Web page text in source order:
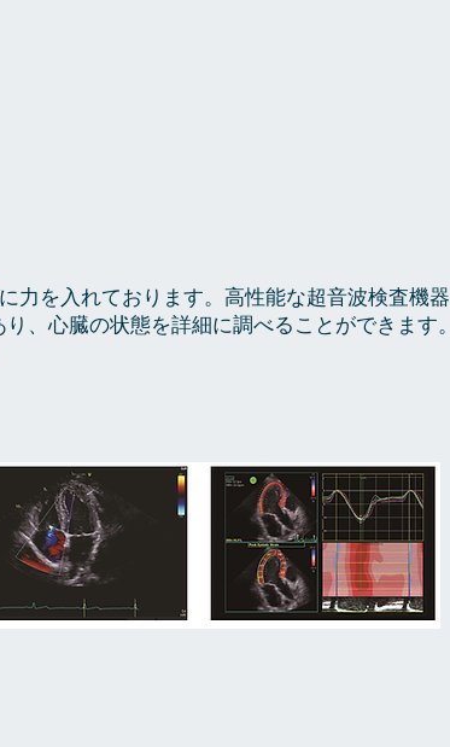
に力を入れております。高性能な超音波検査機器
、心臓の状態を詳細に調べることができます。